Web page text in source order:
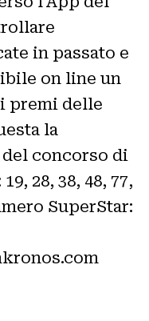
in passato e
on line un
premi delle
la
concorso di
28, 38, 48, 77,
SuperStar: